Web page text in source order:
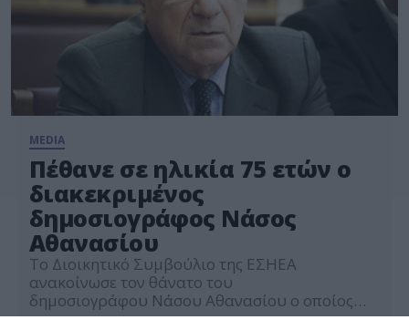
MEDIA
Πέθανε σε ηλικία 75 ετών ο
διακεκριμένος
δημοσιογράφος Νάσος
Αθανασίου
Το Διοικητικό Συμβούλιο της ΕΣΗΕΑ
ανακοίνωσε τον θάνατο του
δημοσιογράφου Νάσου Αθανασίου ο οποίος
έφυγε από τη ζωή σε ηλικία 75 ετών μετά από